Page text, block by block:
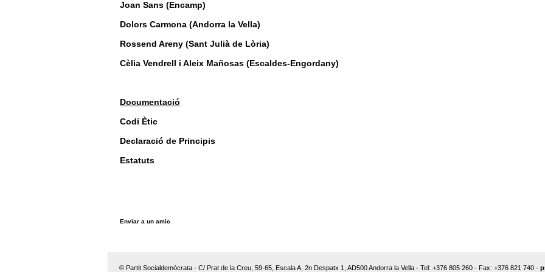
Joan Sans (Encamp)
Dolors Carmona (Andorra la Vella)
Rossend Areny (Sant Julià de Lòria)
Cèlia Vendrell i Aleix Mañosas (Escaldes-Engordany)
Documentació
Codi Ètic
Declaració de Principis
Estatuts
Enviar a un amic
© Partit Socialdemòcrata - C/ Prat de la Creu, 59-65, Escala A, 2n Despatx 1, AD500 Andorra la Vella - Tel: +376 805 260 - Fax: +376 821 740 -